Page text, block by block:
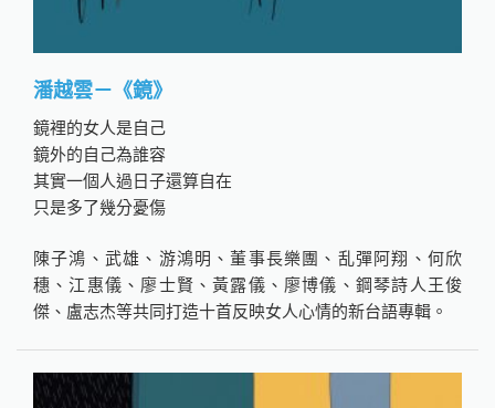
潘越雲－《鏡》
鏡裡的女人是自己
鏡外的自己為誰容
其實一個人過日子還算自在
只是多了幾分憂傷
陳子鴻、武雄、游鴻明、董事長樂團、乱彈阿翔、何欣
穗、江惠儀、廖士賢、黃露儀、廖博儀、鋼琴詩人王俊
傑、盧志杰等共同打造十首反映女人心情的新台語專輯。